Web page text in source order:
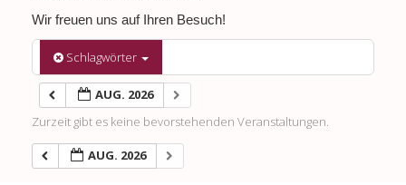
Wir freuen uns auf Ihren Besuch!
Schlagwörter
AUG. 2026
Zurzeit gibt es keine bevorstehenden Veranstaltungen.
AUG. 2026